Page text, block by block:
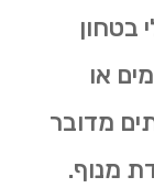
בטחון
או
מדובר
מנוף.